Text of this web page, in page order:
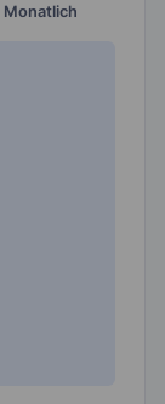
Monatlich